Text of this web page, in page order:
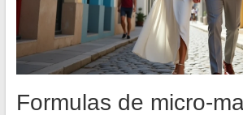
Formulas de micro-